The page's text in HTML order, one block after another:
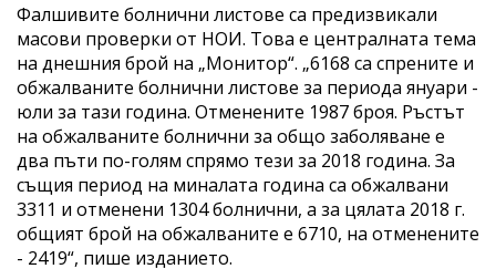
Фалшивите болнични листове са предизвикали
масови проверки от НОИ. Това е централната тема
на днешния брой на „Монитор“. „6168 са спрените и
обжалваните болнични листове за периода януари -
юли за тази година. Отменените 1987 броя. Ръстът
на обжалваните болнични за общо заболяване е
два пъти по-голям спрямо тези за 2018 година. За
същия период на миналата година са обжалвани
3311 и отменени 1304 болнични, а за цялата 2018 г.
общият брой на обжалваните е 6710, на отменените
- 2419“, пише изданието.